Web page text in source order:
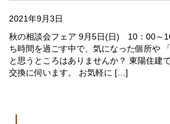
2021年9月3日
秋の相談会フェア 9月5日(日) 10：00～
ち時間を過ごす中で、気になった個所や
と思うところはありませんか？ 東陽住建
交換に伺います。 お気軽に […]